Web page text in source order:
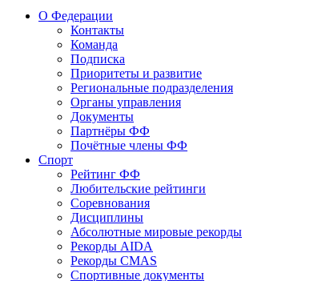
О Федерации
Контакты
Команда
Подписка
Приоритеты и развитие
Региональные подразделения
Органы управления
Документы
Партнёры ФФ
Почётные члены ФФ
Спорт
Рейтинг ФФ
Любительские рейтинги
Соревнования
Дисциплины
Абсолютные мировые рекорды
Рекорды AIDA
Рекорды CMAS
Спортивные документы